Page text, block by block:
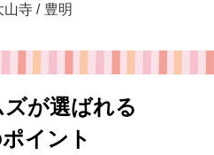
山寺 / 豊明
が選ばれる
イント